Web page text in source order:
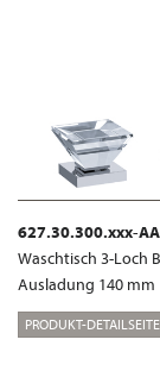
627.30.300.xxx-AA
Waschtisch 3-Loch
Ausladung 140 mm
PRODUKT-DETAILSEITE